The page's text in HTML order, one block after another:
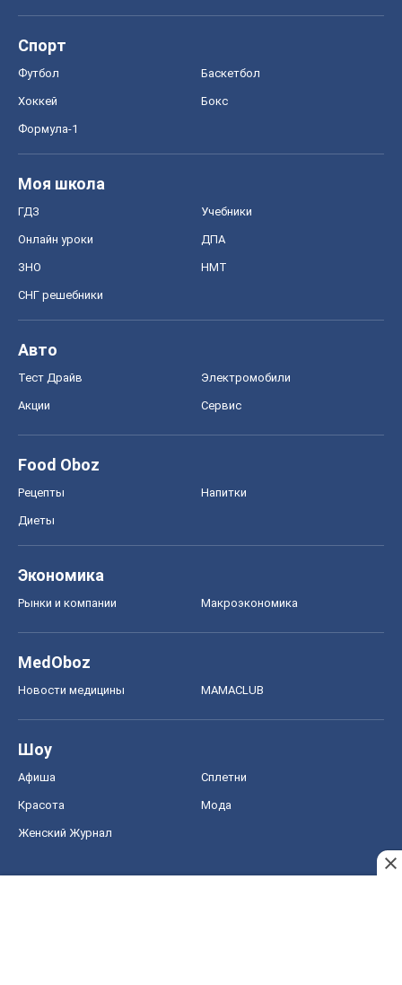
Спорт
Футбол Баскетбол
Хоккей Бокс
Формула-1
Моя школа
ГДЗ Учебники
Онлайн уроки ДПА
ЗНО НМТ
СНГ решебники
Авто
Тест Драйв Электромобили
Акции Сервис
Food Oboz
Рецепты Напитки
Диеты
Экономика
Рынки и компании Mакроэкономика
MedOboz
Новости медицины MAMACLUB
Шоу
Афиша Сплетни
Красота Мода
Женский Журнал